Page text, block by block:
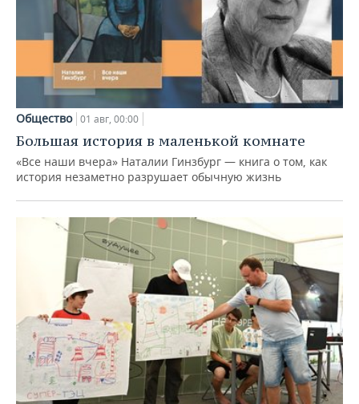
Общество 01 авг, 00:00
Большая история в маленькой комнате
«Все наши вчера» Наталии Гинзбург — книга о том, как
история незаметно разрушает обычную жизнь